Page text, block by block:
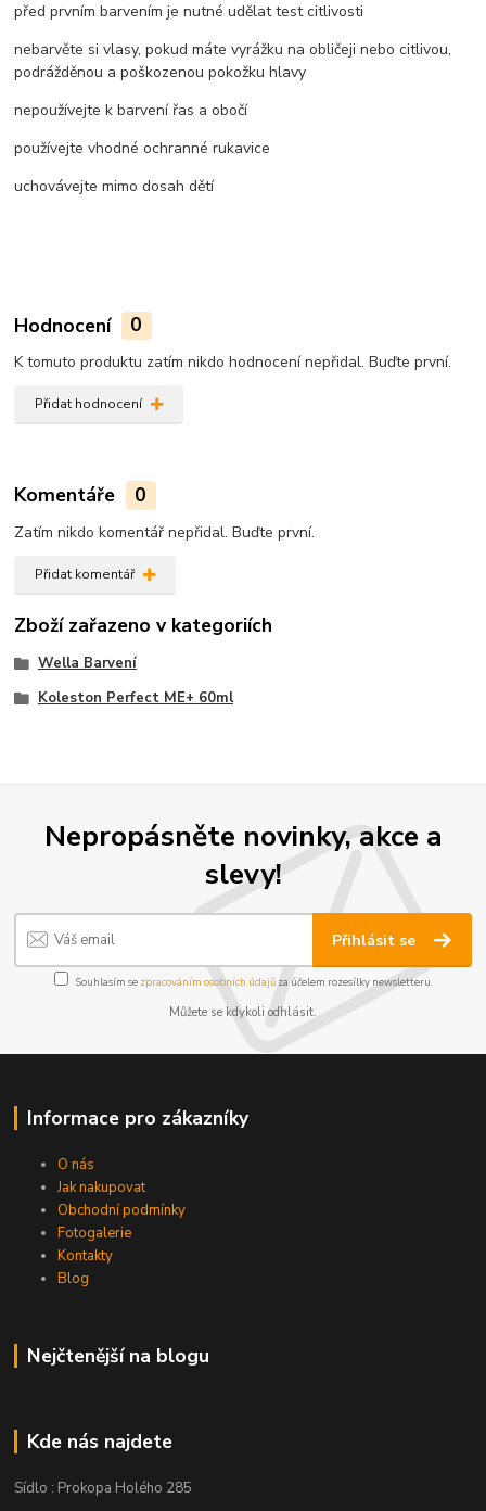
před prvním barvením je nutné udělat test citlivosti
nebarvěte si vlasy, pokud máte vyrážku na obličeji nebo citlivou,
podrážděnou a poškozenou pokožku hlavy
nepoužívejte k barvení řas a obočí
používejte vhodné ochranné rukavice
uchovávejte mimo dosah dětí
Hodnocení 0
K tomuto produktu zatím nikdo hodnocení nepřidal. Buďte první.
Přidat hodnocení
Komentáře 0
Zatím nikdo komentář nepřidal. Buďte první.
Přidat komentář
Zboží zařazeno v kategoriích
Wella Barvení
Koleston Perfect ME+ 60ml
Nepropásněte novinky, akce a
slevy!
Přihlásit se
Souhlasím se zpracováním osobních údajůza účelem rozesílky newsletteru.
Můžete se kdykoli odhlásit.
Informace pro zákazníky
O nás
Jak nakupovat
Obchodní podmínky
Fotogalerie
Kontakty
Blog
Nejčtenější na blogu
Kde nás najdete
Sídlo : Prokopa Holého 285